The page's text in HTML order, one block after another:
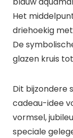
Het
driehoekig
De
glazen kruis
Dit bijzondere
cadeau-idee
vormsel,
speciale